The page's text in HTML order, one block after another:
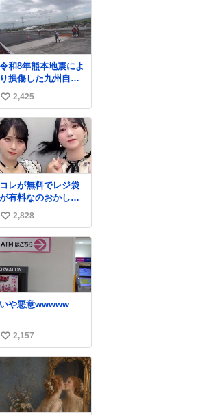
令和8年熊本地震によ
り損傷した九州自動
車道 川田橋（下り
線）の復旧作業を行
っています。 タイム
ラプス動画で、橋り
ょうと盛土部との段
差を舗装にてすりつ
けを行っている様子
をご紹介します。 早
期復旧に向けて着実
に工事を進めてまい
ります。 #NEXCO西
日本 #熊本地震
い
い
ね
数
2,425
コレが無料でレジ袋
が有料なのおかしい
って
い
い
ね
数
2,828
いや悪意wwwww
い
い
数
2,157